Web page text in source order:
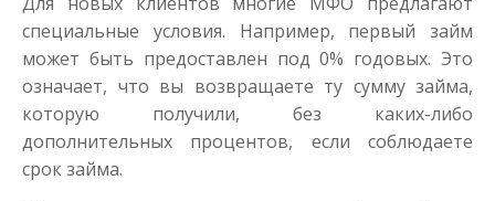
Деньги до зарплаты
специальные условия. Например, первый займ
может быть предоставлен под 0% годовых. Это
означает, что вы возвращаете ту сумму займа,
которую получили, без каких-либо
дополнительных процентов, если соблюдаете
срок займа.